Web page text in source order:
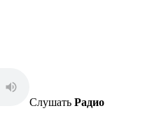
Слушать Радио